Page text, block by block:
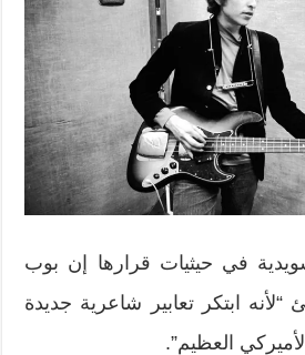
في حيثيات قرارها إن بوب
كوفئ “لأنه ابتكر تعابير شاعرية جديدة
العظيم”.